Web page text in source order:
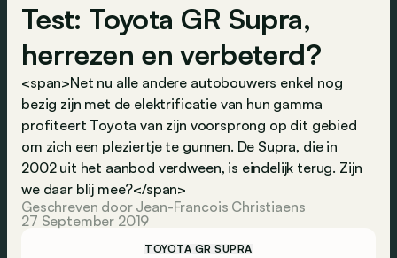
Test: Toyota GR Supra,
herrezen en verbeterd?
<span>Net nu alle andere autobouwers enkel nog
bezig zijn met de elektrificatie van hun gamma
profiteert Toyota van zijn voorsprong op dit gebied
om zich een pleziertje te gunnen. De Supra, die in
2002 uit het aanbod verdween, is eindelijk terug. Zijn
we daar blij mee?</span>
Geschreven door Jean-Francois Christiaens
27 September 2019
TOYOTA GR SUPRA